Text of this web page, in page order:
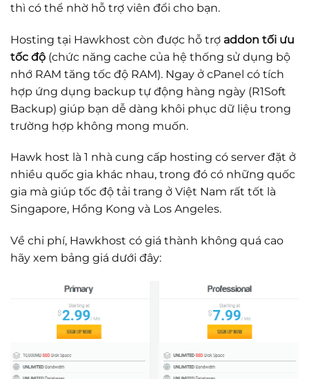
thì có thể nhờ hỗ trợ viên đổi cho bạn.
Hosting tại Hawkhost còn được hỗ trợ addon tối ưu
tốc độ (chức năng cache của hệ thống sử dụng bộ
nhớ RAM tăng tốc độ RAM). Ngay ở cPanel có tích
hợp ứng dụng backup tự động hàng ngày (R1Soft
Backup) giúp bạn dễ dàng khôi phục dữ liệu trong
trường hợp không mong muốn.
Hawk host là 1 nhà cung cấp hosting có server đặt ở
nhiều quốc gia khác nhau, trong đó có những quốc
gia mà giúp tốc độ tải trang ở Việt Nam rất tốt là
Singapore, Hồng Kong và Los Angeles.
Về chi phí, Hawkhost có giá thành không quá cao
hãy xem bảng giá dưới đây: